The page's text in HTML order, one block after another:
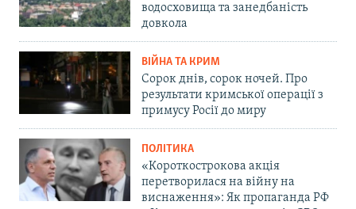
водосховища та занедбаність
довкола
ВІЙНА ТА КРИМ
Сорок днів, сорок ночей. Про
результати кримської операції з
примусу Росії до миру
ПОЛІТИКА
«Короткострокова акція
перетворилася на війну на
виснаження»: Як пропаганда РФ